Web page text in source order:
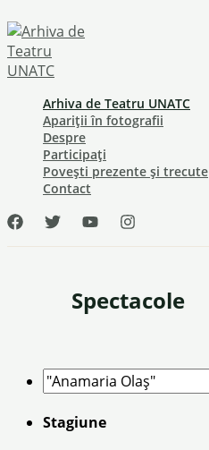
to
content
Arhiva de Teatru UNATC
Apariții în fotografii
Despre
Participați
Povești prezente și trecute
Contact
Spectacole
Stagiune